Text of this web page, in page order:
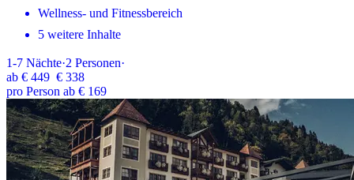
Wellness- und Fitnessbereich
5 weitere Inhalte
1-7 Nächte·2 Personen·
ab € 449 € 338
pro Person ab € 169